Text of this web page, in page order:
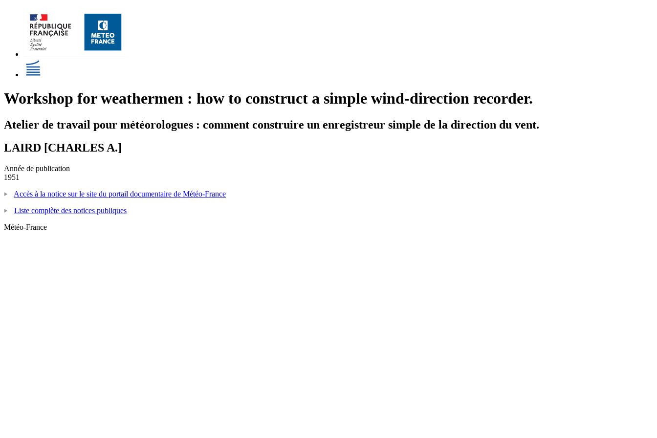
Workshop for weathermen : how to construct a simple wind-direction recorder.
Atelier de travail pour météorologues : comment construire un enregistreur simple de la direction du vent.
LAIRD [CHARLES A.]
Année de publication
1951
Accès à la notice sur le site du portail documentaire de Météo-France
Liste complète des notices publiques
Météo-France